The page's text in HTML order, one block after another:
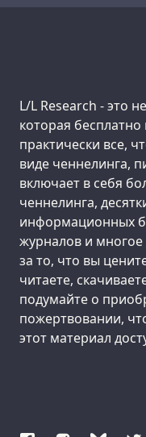
Support us:
L/L Research - это
которая бесплатно
практически все,
виде ченнелинга,
включает в себя
ченнелинга,
информационных
журналов и
за то, что вы
читаете,
подумайте о
пожертвовании,
этот материал